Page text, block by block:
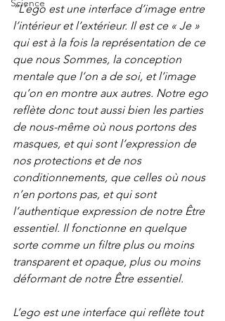
Science
“L’ego est une interface d’image entre
l’intérieur et l’extérieur. Il est ce « Je »
qui est à la fois la représentation de ce
que nous Sommes, la conception
mentale que l’on a de soi, et l’image
qu’on en montre aux autres. Notre ego
reflète donc tout aussi bien les parties
de nous-même où nous portons des
masques, et qui sont l’expression de
nos protections et de nos
conditionnements, que celles où nous
n’en portons pas, et qui sont
l’authentique expression de notre Être
essentiel. Il fonctionne en quelque
sorte comme un filtre plus ou moins
transparent et opaque, plus ou moins
déformant de notre Être essentiel.
L’ego est une interface qui reflète tout